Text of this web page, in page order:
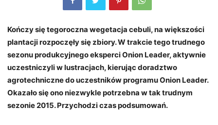
Kończy się tegoroczna wegetacja cebuli, na większości
plantacji rozpoczęły się zbiory. W trakcie tego trudnego
sezonu produkcyjnego eksperci Onion Leader, aktywnie
uczestniczyli w lustracjach, kierując doradztwo
agrotechniczne do uczestników programu Onion Leader.
Okazało się ono niezwykle potrzebna w tak trudnym
sezonie 2015. Przychodzi czas podsumowań.